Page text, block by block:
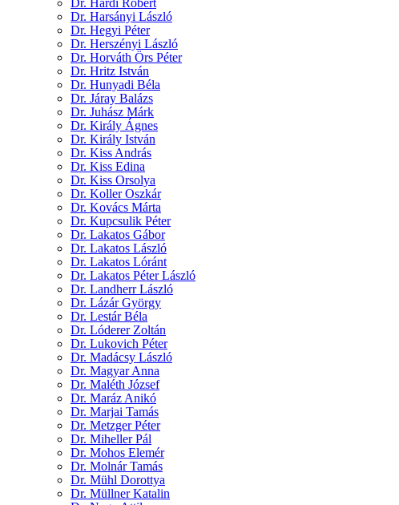
Dr. Hardi Róbert
Dr. Harsányi László
Dr. Hegyi Péter
Dr. Herszényi László
Dr. Horváth Örs Péter
Dr. Hritz István
Dr. Hunyadi Béla
Dr. Járay Balázs
Dr. Juhász Márk
Dr. Király Ágnes
Dr. Király István
Dr. Kiss András
Dr. Kiss Edina
Dr. Kiss Orsolya
Dr. Koller Oszkár
Dr. Kovács Márta
Dr. Kupcsulik Péter
Dr. Lakatos Gábor
Dr. Lakatos László
Dr. Lakatos Lóránt
Dr. Lakatos Péter László
Dr. Landherr László
Dr. Lázár György
Dr. Lestár Béla
Dr. Lóderer Zoltán
Dr. Lukovich Péter
Dr. Madácsy László
Dr. Magyar Anna
Dr. Maléth József
Dr. Maráz Anikó
Dr. Marjai Tamás
Dr. Metzger Péter
Dr. Miheller Pál
Dr. Mohos Elemér
Dr. Molnár Tamás
Dr. Mühl Dorottya
Dr. Müllner Katalin